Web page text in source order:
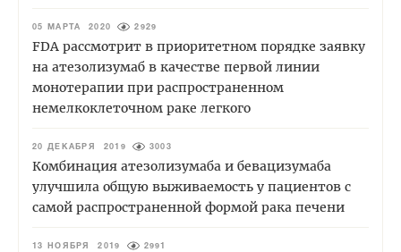
05 МАРТА 2020 2929
FDA рассмотрит в приоритетном порядке заявку
на атезолизумаб в качестве первой линии
монотерапии при распространенном
немелкоклеточном раке легкого
20 ДЕКАБРЯ 2019 3003
Комбинация атезолизумаба и бевацизумаба
улучшила общую выживаемость у пациентов с
самой распространенной формой рака печени
13 НОЯБРЯ 2019 2991